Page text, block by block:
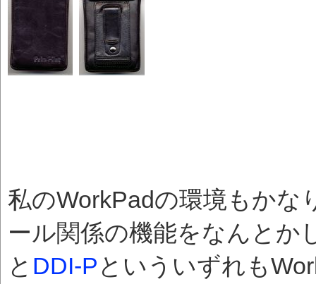
私のWorkPadの環境もかな
ール関係の機能をなんとか
と DDI-P といういずれも